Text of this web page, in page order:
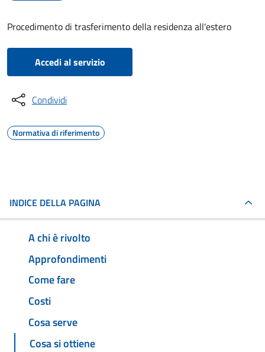
Procedimento di trasferimento della residenza all'estero
Accedi al servizio
Condividi
Normativa di riferimento
INDICE DELLA PAGINA
A chi è rivolto
Approfondimenti
Come fare
Costi
Cosa serve
Cosa si ottiene